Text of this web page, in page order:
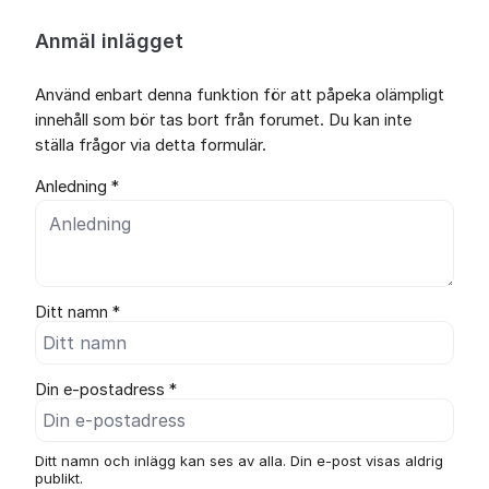
Anmäl inlägget
Använd enbart denna funktion för att påpeka olämpligt
innehåll som bör tas bort från forumet. Du kan inte
ställa frågor via detta formulär.
Anledning *
Ditt namn *
Din e-postadress *
Ditt namn och inlägg kan ses av alla. Din e-post visas aldrig
publikt.